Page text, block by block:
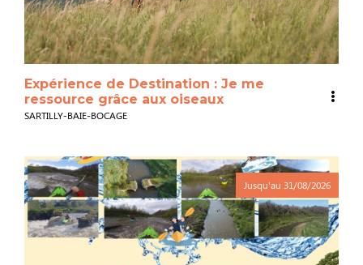
Expérience de Destination : Je me
ressource grâce aux oiseaux
SARTILLY-BAIE-BOCAGE
Jusqu'au 31/08/2026